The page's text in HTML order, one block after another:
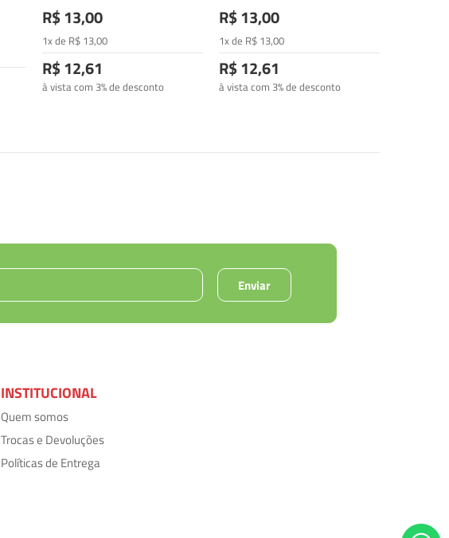
R$ 13,00
1x de R$ 13,00
R$ 12,61
à vista com 3% de desconto
R$ 13,00
1x de R$ 13,00
R$ 12,61
à vista com 3% de desconto
Enviar
INSTITUCIONAL
Quem somos
Trocas e Devoluções
Políticas de Entrega